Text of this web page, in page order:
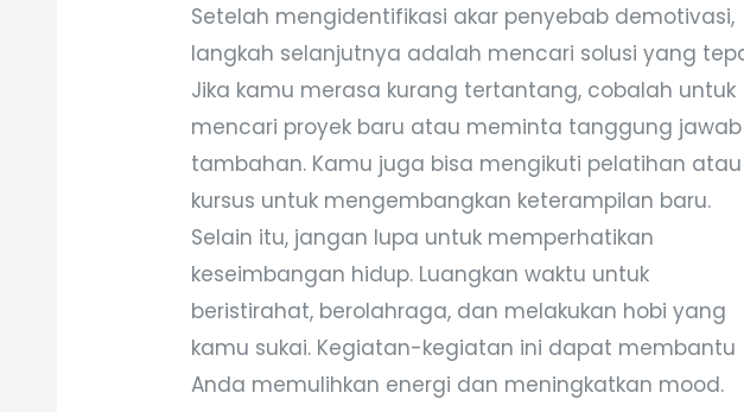
Setelah mengidentifikasi akar penyebab demotivasi,
langkah selanjutnya adalah mencari solusi yang
Jika kamu merasa kurang tertantang, cobalah untuk
mencari proyek baru atau meminta tanggung jawab
tambahan. Kamu juga bisa mengikuti pelatihan atau
kursus untuk mengembangkan keterampilan baru.
Selain itu, jangan lupa untuk memperhatikan
keseimbangan hidup. Luangkan waktu untuk
beristirahat, berolahraga, dan melakukan hobi yang
kamu sukai. Kegiatan-kegiatan ini dapat membantu
Anda memulihkan energi dan meningkatkan mood.